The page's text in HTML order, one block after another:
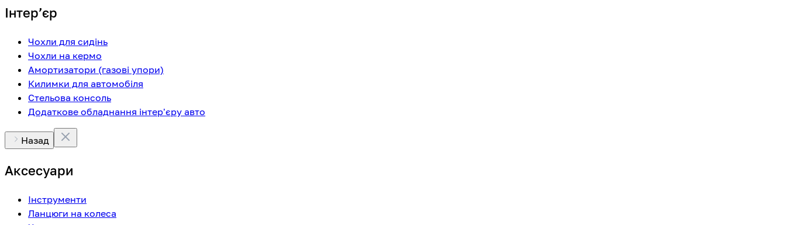
Інтерʼєр
Чохли для сидінь
Чохли на кермо
Амортизатори (газові упори)
Килимки для автомобіля
Стельова консоль
Додаткове обладнання інтер'єру авто
Назад
Аксесуари
Інструменти
Ланцюги на колеса